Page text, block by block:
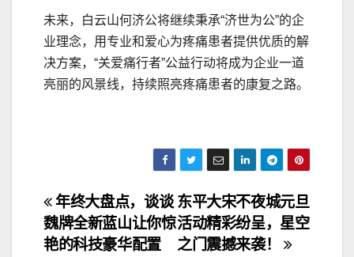
未来，白云山何济公将继续秉承“济世为公”的企
业理念，用专业和爱心为疼痛患者提供优质的解
决方案，“关爱痛行者”公益行动将成为企业一道
亮丽的风景线，持续照亮疼痛患者的康复之路。
文
章
东平大宋不夜城元旦
活动精彩纷呈，星空
之门震撼来袭！
年终大盘点，谈谈
魏牌全新蓝山让你惊
艳的科技豪华配置